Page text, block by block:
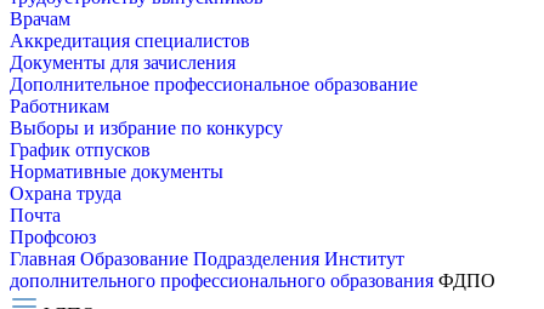
Врачам
Аккредитация специалистов
Документы для зачисления
Дополнительное профессиональное образование
Работникам
Выборы и избрание по конкурсу
График отпусков
Нормативные документы
Охрана труда
Почта
Профсоюз
Главная Образование Подразделения Институт
дополнительного профессионального образования ФДПО